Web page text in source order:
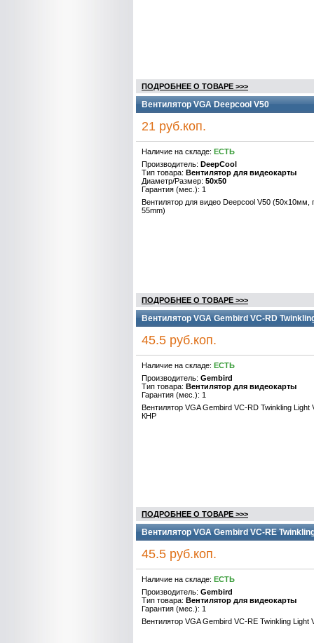
ПОДРОБНЕЕ О ТОВАРЕ >>>
Вентилятор VGA Deepcool V50
21 руб.коп.
Наличие на складе: ЕСТЬ
Производитель: DeepCool
Тип товара: Вентилятор для видеокарты
Диаметр/Размер: 50x50
Гарантия (мес.): 1
Вентилятор для видео Deepcool V50 (50x10мм,
55mm)
ПОДРОБНЕЕ О ТОВАРЕ >>>
Вентилятор VGA Gembird VC-RD
45.5 руб.коп.
Наличие на складе: ЕСТЬ
Производитель: Gembird
Тип товара: Вентилятор для видеокарты
Гарантия (мес.): 1
Вентилятор VGA Gembird VC-RD Twinkling Light
КНР
ПОДРОБНЕЕ О ТОВАРЕ >>>
Вентилятор VGA Gembird VC-RE
45.5 руб.коп.
Наличие на складе: ЕСТЬ
Производитель: Gembird
Тип товара: Вентилятор для видеокарты
Гарантия (мес.): 1
Вентилятор VGA Gembird VC-RE Twinkling Light